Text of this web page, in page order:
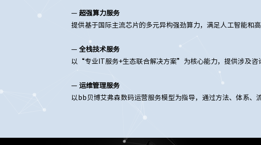
— 超强算力服务
提供基于国际主流芯片的多元异构强劲算力，满足人工智能和
— 全栈技术服务
以“专业IT服务+生态联合解决方案”为核心能力，提供涉及咨
— 运维管理服务
以bb贝博艾弗森数码运营服务模型为指导，通过方法、体系